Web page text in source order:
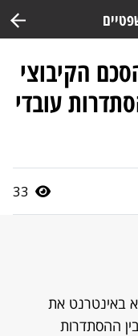
הקיבוצי
עובדי
33
באינטרנט את
ההסתדרות